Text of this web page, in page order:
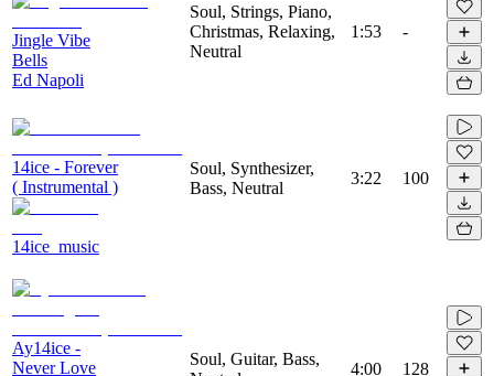
Jingle Vibe
Bells
Ed Napoli
Soul, Strings, Piano,
Christmas, Relaxing,
Neutral
1:53 -
14ice - Forever
( Instrumental )
14ice_music
Soul, Synthesizer,
Bass, Neutral
3:22 100
Ay14ice -
Never Love
Soul, Guitar, Bass,
4:00 128